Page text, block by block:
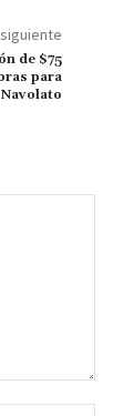
Li
n
k
de $75
para
Navolato